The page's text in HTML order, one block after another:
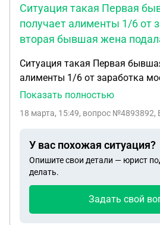
Ситуация такая Первая
получает алименты 1/6 от
вторая бывшая жена
Ситуация такая Первая
алименты 1/6 от заработка
бывшая жена подала на
ей назначил суд 1/4, третий
от всех доходов. Почему суд
ними по ровну, ведь общая
больше 50% удержания, да и
алиментов. Плюс почему
Показать полностью
18 марта, 15:49, вопрос №4893892,
У вас похожая ситуация?
Опишите свои детали — юрист
делать.
Задать свой